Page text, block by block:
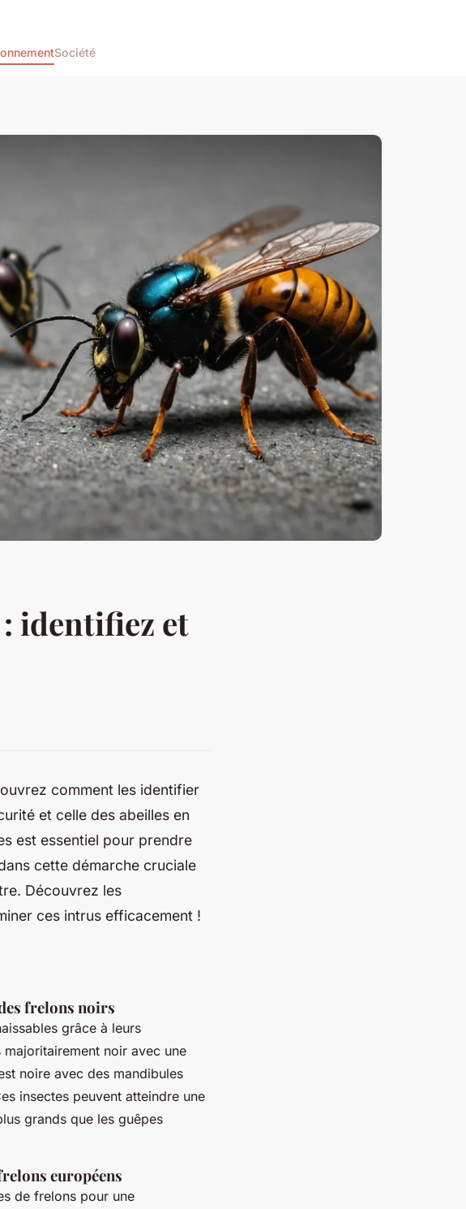
Société
identifiez et
comment les identifier
et celle des abeilles en
est essentiel pour prendre
cette démarche cruciale
Découvrez les
ces intrus efficacement !
frelons noirs
grâce à leurs
noir avec une
noire avec des mandibules
insectes peuvent atteindre une
grands que les guêpes
européens
de frelons pour une